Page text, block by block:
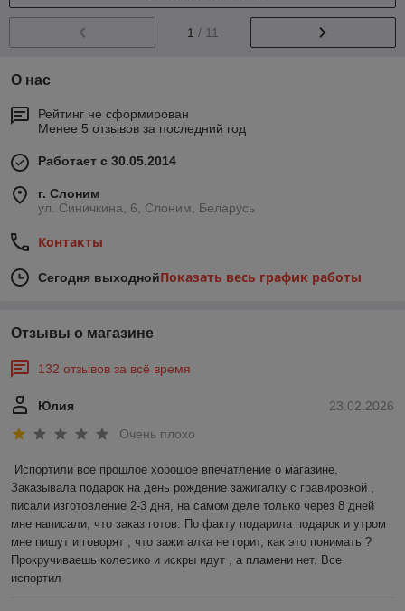
1 / 11
О нас
Рейтинг не сформирован
Менее 5 отзывов за последний год
Работает с 30.05.2014
г. Слоним
ул. Синичкина, 6, Слоним, Беларусь
Контакты
Сегодня выходнойПоказать весь график работы
Отзывы о магазине
132 отзывов за всё время
23.02.2026
Юлия
Очень плохо
Испортили все прошлое хорошое впечатление о магазине.
Заказывала подарок на день рождение зажигалку с гравировкой ,
писали изготовление 2-3 дня, на самом деле только через 8 дней
мне написали, что заказ готов. По факту подарила подарок и утром
мне пишут и говорят , что зажигалка не горит, как это понимать ?
Прокручиваешь колесико и искры идут , а пламени нет. Все
испортил